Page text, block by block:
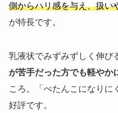
側からハリ感を与え、扱い
が特長です。
乳液状でみずみずしく伸び
が苦手だった方でも軽やか
ころ。「ぺたんこになりに
好評です。